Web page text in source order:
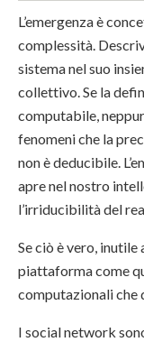
L’emergenza è
complessità.
sistema nel suo
collettivo. Se la
computabile,
fenomeni che la
non è deducibile.
apre nel nostro
l’irriducibilità del
Se ciò è vero, inutile
piattaforma come
computazionali che
I social network